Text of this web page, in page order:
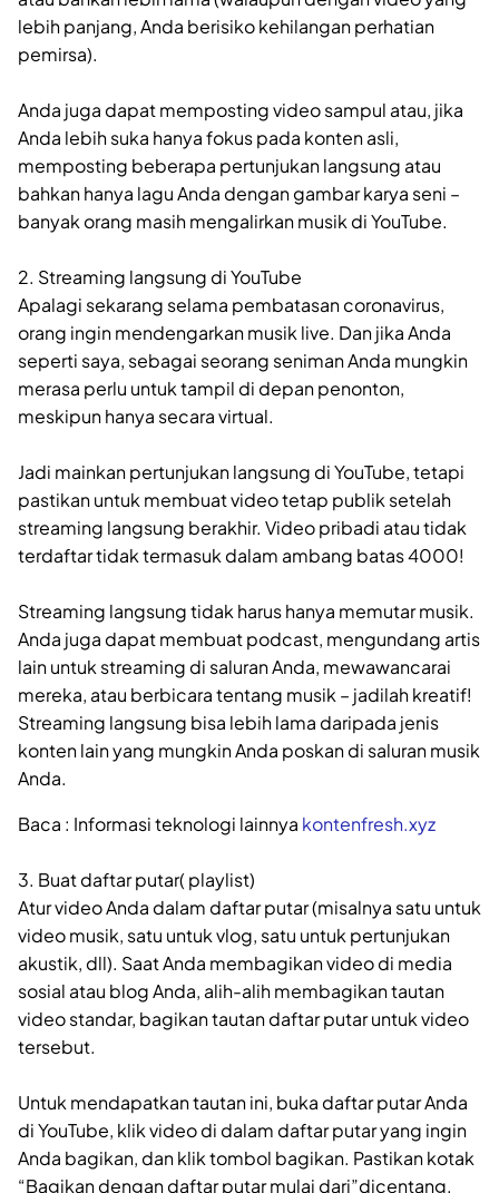
lebih panjang, Anda berisiko kehilangan perhatian
pemirsa).
Anda juga dapat memposting video sampul atau, jika
Anda lebih suka hanya fokus pada konten asli,
memposting beberapa pertunjukan langsung atau
bahkan hanya lagu Anda dengan gambar karya seni –
banyak orang masih mengalirkan musik di YouTube.
2. Streaming langsung di YouTube
Apalagi sekarang selama pembatasan coronavirus,
orang ingin mendengarkan musik live. Dan jika Anda
seperti saya, sebagai seorang seniman Anda mungkin
merasa perlu untuk tampil di depan penonton,
meskipun hanya secara virtual.
Jadi mainkan pertunjukan langsung di YouTube, tetapi
pastikan untuk membuat video tetap publik setelah
streaming langsung berakhir. Video pribadi atau tidak
terdaftar tidak termasuk dalam ambang batas 4000!
Streaming langsung tidak harus hanya memutar musik.
Anda juga dapat membuat podcast, mengundang artis
lain untuk streaming di saluran Anda, mewawancarai
mereka, atau berbicara tentang musik – jadilah kreatif!
Streaming langsung bisa lebih lama daripada jenis
konten lain yang mungkin Anda poskan di saluran musik
Anda.
Baca : Informasi teknologi lainnya kontenfresh.xyz
3. Buat daftar putar( playlist)
Atur video Anda dalam daftar putar (misalnya satu untuk
video musik, satu untuk vlog, satu untuk pertunjukan
akustik, dll). Saat Anda membagikan video di media
sosial atau blog Anda, alih-alih membagikan tautan
video standar, bagikan tautan daftar putar untuk video
tersebut.
Untuk mendapatkan tautan ini, buka daftar putar Anda
di YouTube, klik video di dalam daftar putar yang ingin
Anda bagikan, dan klik tombol bagikan. Pastikan kotak
“Bagikan dengan daftar putar mulai dari”dicentang.